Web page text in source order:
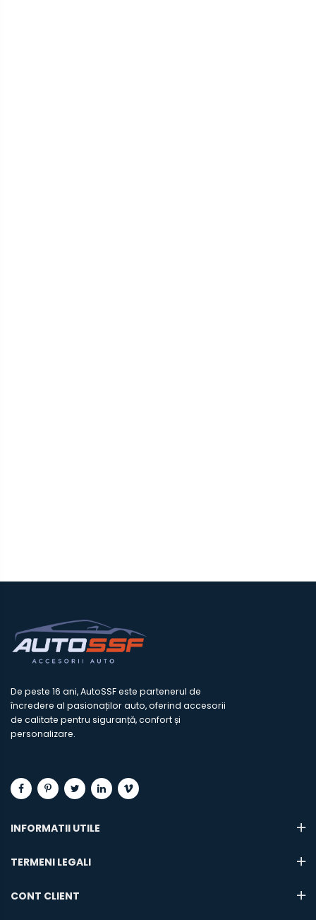
De peste 16 ani, AutoSSF este partenerul de
încredere al pasionaților auto, oferind accesorii
de calitate pentru siguranță, confort și
personalizare.
INFORMATII UTILE
TERMENI LEGALI
CONT CLIENT